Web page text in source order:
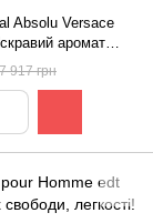
Absolu Versace
аромат
і
перших нот)
7 917 грн